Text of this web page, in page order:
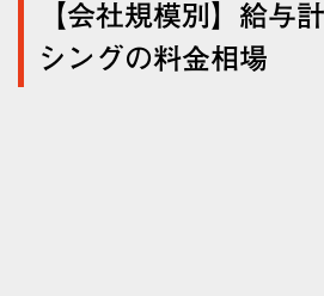
【会社規模別】給与
シングの料金相場